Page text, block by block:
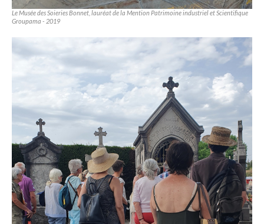
Le Musée des Soieries Bonnet, lauréat de la Mention Patrimoine industriel et Scientifique
Groupama - 2019